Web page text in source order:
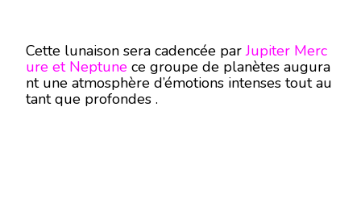
Cette lunaison sera cadencée parJupiter Merc
ure et Neptune ce groupe de planètes augura
nt une atmosphère d’émotions intenses tout au
tant que profondes .